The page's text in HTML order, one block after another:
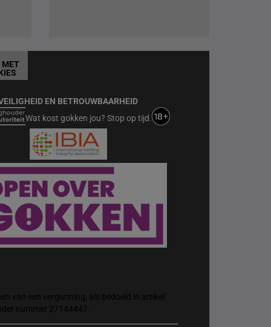
EN BETROUWBAARHEID
Wat kost gokken jou? Stop op tijd.
van een vergunning, als bedoeld in artikel
nummer 27144447.